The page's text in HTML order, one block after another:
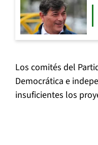
Los comités del
Democrática e
insuficientes los